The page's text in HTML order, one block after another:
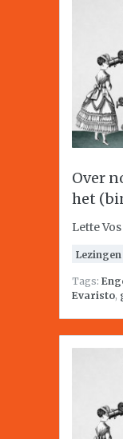
Over
het
Lette Vos
Lezingen
Tags:
Evaristo,